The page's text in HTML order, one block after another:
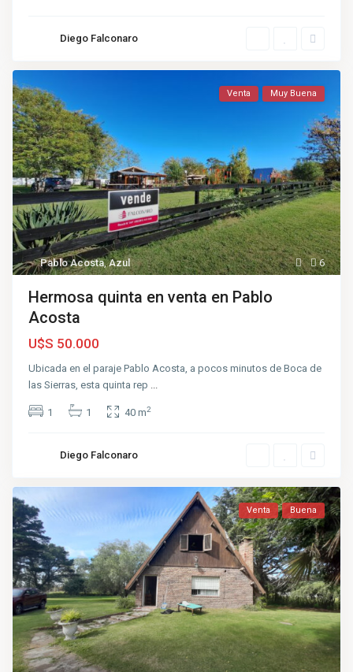
Diego Falconaro
6
Pablo Acosta,Azul
Venta Muy Buena
Hermosa quinta en venta en Pablo
Acosta
U$S 50.000
Ubicada en el paraje Pablo Acosta, a pocos minutos de Boca de
las Sierras, esta quinta rep
1 1 40 m2
Diego Falconaro
Venta Buena